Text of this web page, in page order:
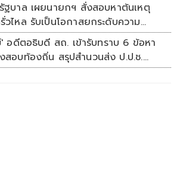
ฐบาล เผยนายกฯ สั่งสอบหาต้นเหตุ
วไหล รับเป็นโอกาสยกระดับความ
ลอดภัยข้อมูลภาครัฐทั้งระบบ
อดีตอธิบดี สถ. เข้ารับทราบ 6 ข้อหา
สอบท้องถิ่น สรุปสำนวนส่ง ป.ป.ช.
หน้า